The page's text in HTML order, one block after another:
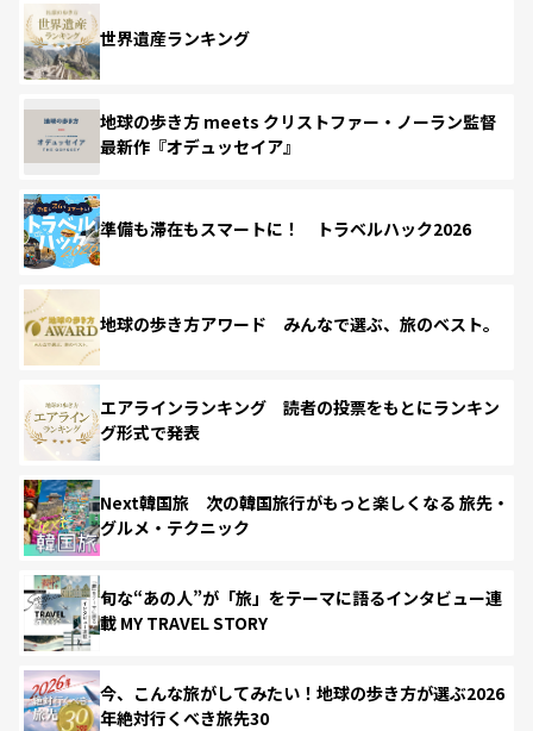
世界遺産ランキング
地球の歩き方 meets クリストファー・ノーラン監督
最新作『オデュッセイア』
準備も滞在もスマートに！ トラベルハック2026
地球の歩き方アワード みんなで選ぶ、旅のベスト。
エアラインランキング 読者の投票をもとにランキン
グ形式で発表
Next韓国旅 次の韓国旅行がもっと楽しくなる 旅先・
グルメ・テクニック
旬な“あの人”が「旅」をテーマに語るインタビュー連
載 MY TRAVEL STORY
今、こんな旅がしてみたい！地球の歩き方が選ぶ2026
年絶対行くべき旅先30